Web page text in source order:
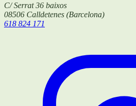
C/ Serrat 36 baixos
08506 Calldetenes (Barcelona)
618 824 171